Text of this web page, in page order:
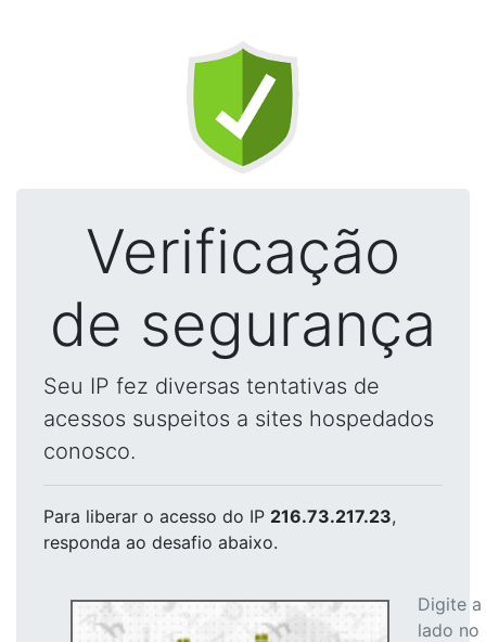
Verificação
de segurança
Seu IP fez diversas tentativas de
acessos suspeitos a sites hospedados
conosco.
Para liberar o acesso do IP 216.73.217.23,
responda ao desafio abaixo.
Digite
lado no